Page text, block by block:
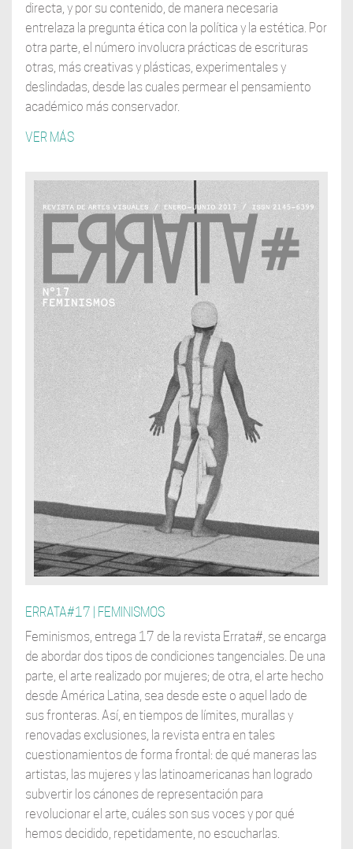
directa, y por su contenido, de manera necesaria
entrelaza la pregunta ética con la política y la estética. Por
otra parte, el número involucra prácticas de escrituras
otras, más creativas y plásticas, experimentales y
deslindadas, desde las cuales permear el pensamiento
académico más conservador.
VER MÁS
ERRATA#17 | FEMINISMOS
Feminismos, entrega 17 de la revista Errata#, se encarga
de abordar dos tipos de condiciones tangenciales. De una
parte, el arte realizado por mujeres; de otra, el arte hecho
desde América Latina, sea desde este o aquel lado de
sus fronteras. Así, en tiempos de límites, murallas y
renovadas exclusiones, la revista entra en tales
cuestionamientos de forma frontal: de qué maneras las
artistas, las mujeres y las latinoamericanas han logrado
subvertir los cánones de representación para
revolucionar el arte, cuáles son sus voces y por qué
hemos decidido, repetidamente, no escucharlas.